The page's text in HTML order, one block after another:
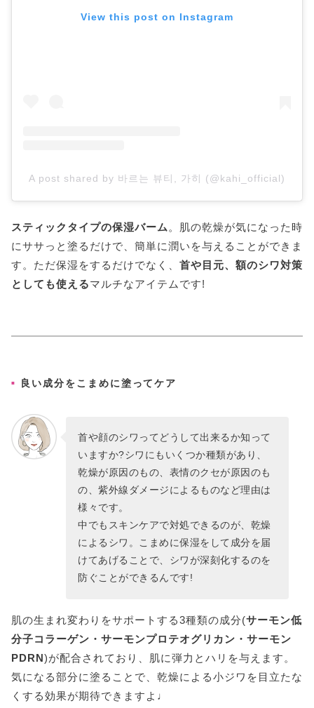
View this post on Instagram
A post shared by 바르는 뷰티, 가히 (@kahi_official)
スティックタイプの保湿バーム 。肌の乾燥が気になった時
にササっと塗るだけで、簡単に潤いを与えることができま
す。ただ保湿をするだけでなく、 首や目元、額のシワ対策
としても使えるマルチなアイテムです!
良い成分をこまめに塗ってケア
首や顔のシワってどうして出来るか知って
いますか?シワにもいくつか種類があり、
乾燥が原因のもの、表情のクセが原因のも
の、紫外線ダメージによるものなど理由は
様々です。
中でもスキンケアで対処できるのが、乾燥
によるシワ。こまめに保湿をして成分を届
けてあげることで、シワが深刻化するのを
防ぐことができるんです!
肌の生まれ変わりをサポートする3種類の成分(サーモン低
分子コラーゲン・サーモンプロテオグリカン・サーモン
PDRN)が配合されており、肌に弾力とハリを与えます。
気になる部分に塗ることで、乾燥による小ジワを目立たな
くする効果が期待できますよ♩